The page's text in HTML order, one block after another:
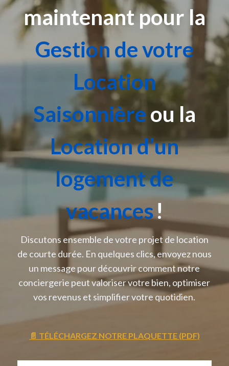
maintenant pour la
Gestion de votre
Location
Saisonnière ou la
Location d’un
logement de
vacances!
Discutons ensemble de votre projet de location
de courte durée. En quelques clics, envoyez nous
un message pour découvrir comment notre
conciergerie peut valoriser votre bien, optimiser
vos revenus et simplifier votre quotidien.
📄 TÉLÉCHARGEZ NOTRE PLAQUETTE (PDF)